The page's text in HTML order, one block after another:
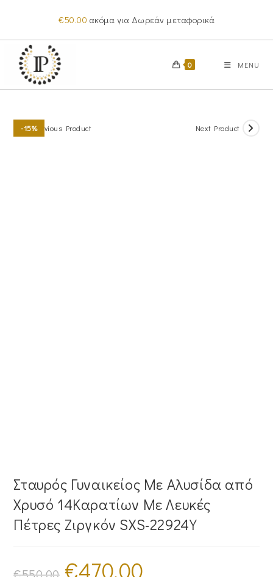
content
€50.00 ακόμα για Δωρεάν μεταφορικά
0 MENU
-15%Previous Product Next Product
Σταυρός Γυναικείος Με Αλυσίδα από
Χρυσό 14Καρατίων Με Λευκές
Πέτρες Ζιργκόν SXS-22924Y
€550.00
Original
price
€470.00